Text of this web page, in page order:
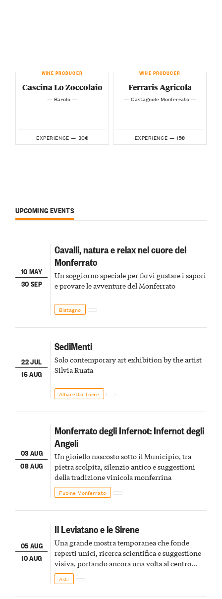
WINE PRODUCER
Cascina Lo Zoccolaio
— Barolo —
EXPERIENCE — 30€
WINE PRODUCER
Ferraris Agricola
— Castagnole Monferrato —
EXPERIENCE — 15€
UPCOMING EVENTS
10 MAY
30 SEP
Cavalli, natura e relax nel cuore del
Monferrato
Un soggiorno speciale per farvi gustare i sapori
e provare le avventure del Monferrato
Bistagno
22 JUL
16 AUG
SediMenti
Solo contemporary art exhibition by the artist
Silvia Ruata
Albaretto Torre
03 AUG
08 AUG
Monferrato degli Infernot: Infernot degli
Angeli
Un gioiello nascosto sotto il Municipio, tra
pietra scolpita, silenzio antico e suggestioni
della tradizione vinicola monferrina
Fubine Monferrato
05 AUG
10 AUG
Il Leviatano e le Sirene
Una grande mostra temporanea che fonde
reperti unici, ricerca scientifica e suggestione
visiva, portando ancora una volta al centro
della scena le meraviglie del passato astigiano
Asti